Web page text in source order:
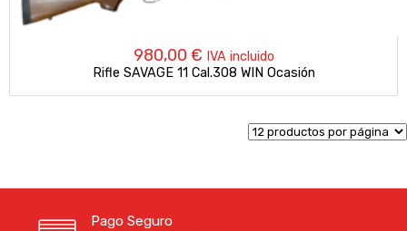
980,00 € IVA incluido
Rifle SAVAGE 11 Cal.308 WIN Ocasión
Pago Seguro